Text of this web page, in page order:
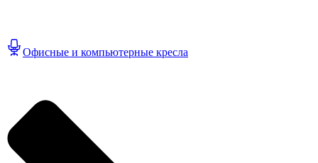
Офисные и компьютерные кресла